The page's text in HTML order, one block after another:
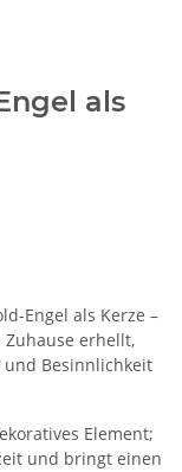
als
Engel als Kerze –
erhellt,
Besinnlichkeit
Element;
und bringt einen